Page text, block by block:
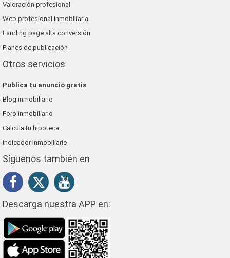
Valoración profesional
Web profesional inmobiliaria
Landing page alta conversión
Planes de publicación
Otros servicios
Publica tu anuncio gratis
Blog inmobiliario
Foro inmobiliario
Calcula tu hipoteca
Indicador Inmobiliario
Síguenos también en
Descarga nuestra APP en: